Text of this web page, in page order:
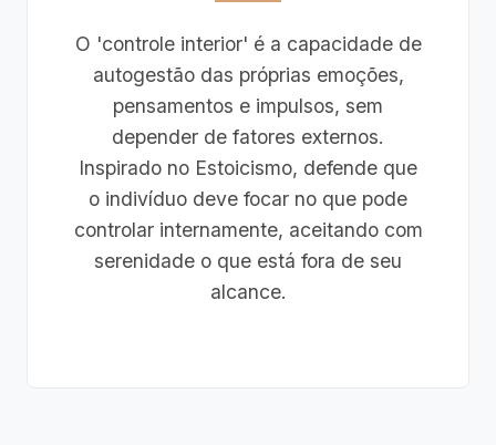
O 'controle interior' é a capacidade de
autogestão das próprias emoções,
pensamentos e impulsos, sem
depender de fatores externos.
Inspirado no Estoicismo, defende que
o indivíduo deve focar no que pode
controlar internamente, aceitando com
serenidade o que está fora de seu
alcance.